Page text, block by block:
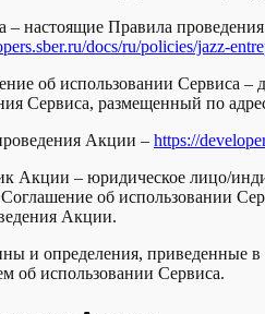
– настоящие Правила
docs/ru/policies/jazz-
об использовании Сервиса
Сервиса, размещенный по
Акции – https://
Акции – юридическое лицо/
об использовании
Акции.
и определения, приведенные в
об использовании Сервиса.